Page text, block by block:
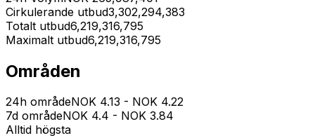
Cirkulerande utbud3,302,294,383
Totalt utbud6,219,316,795
Maximalt utbud6,219,316,795
Områden
24h områdeNOK 4.13 - NOK 4.22
7d områdeNOK 4.4 - NOK 3.84
Alltid högsta